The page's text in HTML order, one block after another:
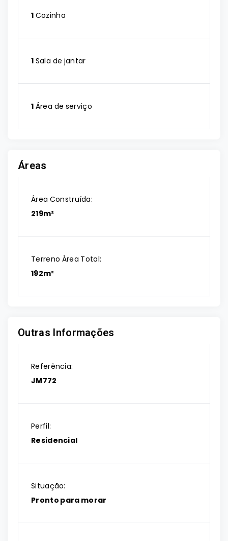
1 Cozinha
1 Sala de jantar
1 Área de serviço
Áreas
Área Construída:
219m²
Terreno Área Total:
192m²
Outras Informações
Referência:
JM772
Perfil:
Residencial
Situação:
Pronto para morar